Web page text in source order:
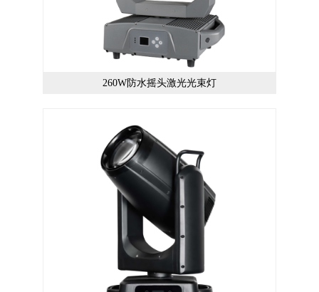
260W防水摇头激光光束灯